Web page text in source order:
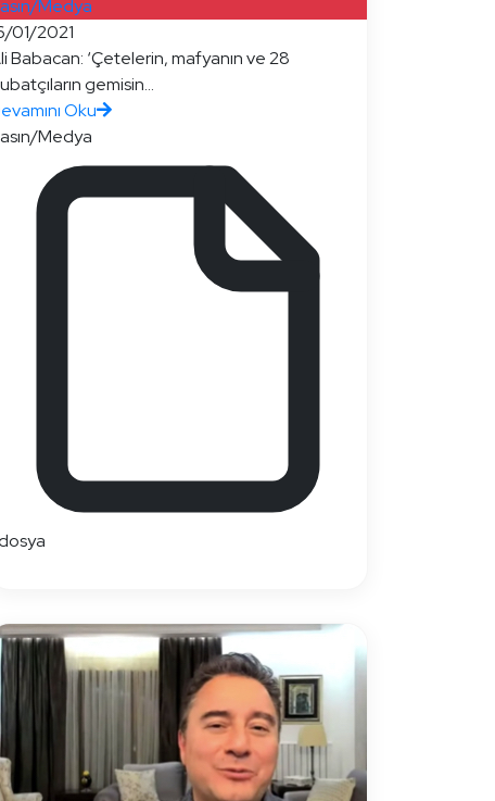
Medya
01/2021
Babacan: ‘Çetelerin, mafyanın ve 28
gemisin...
Oku
Medya